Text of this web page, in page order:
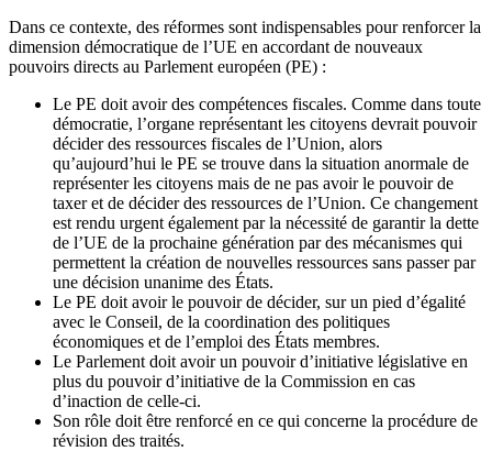
Dans ce contexte, des réformes sont indispensables pour renforcer la
dimension démocratique de l’UE en accordant de nouveaux
pouvoirs directs au Parlement européen (PE) :
Le PE doit avoir des compétences fiscales. Comme dans toute
démocratie, l’organe représentant les citoyens devrait pouvoir
décider des ressources fiscales de l’Union, alors
qu’aujourd’hui le PE se trouve dans la situation anormale de
représenter les citoyens mais de ne pas avoir le pouvoir de
taxer et de décider des ressources de l’Union. Ce changement
est rendu urgent également par la nécessité de garantir la dette
de l’UE de la prochaine génération par des mécanismes qui
permettent la création de nouvelles ressources sans passer par
une décision unanime des États.
Le PE doit avoir le pouvoir de décider, sur un pied d’égalité
avec le Conseil, de la coordination des politiques
économiques et de l’emploi des États membres.
Le Parlement doit avoir un pouvoir d’initiative législative en
plus du pouvoir d’initiative de la Commission en cas
d’inaction de celle-ci.
Son rôle doit être renforcé en ce qui concerne la procédure de
révision des traités.